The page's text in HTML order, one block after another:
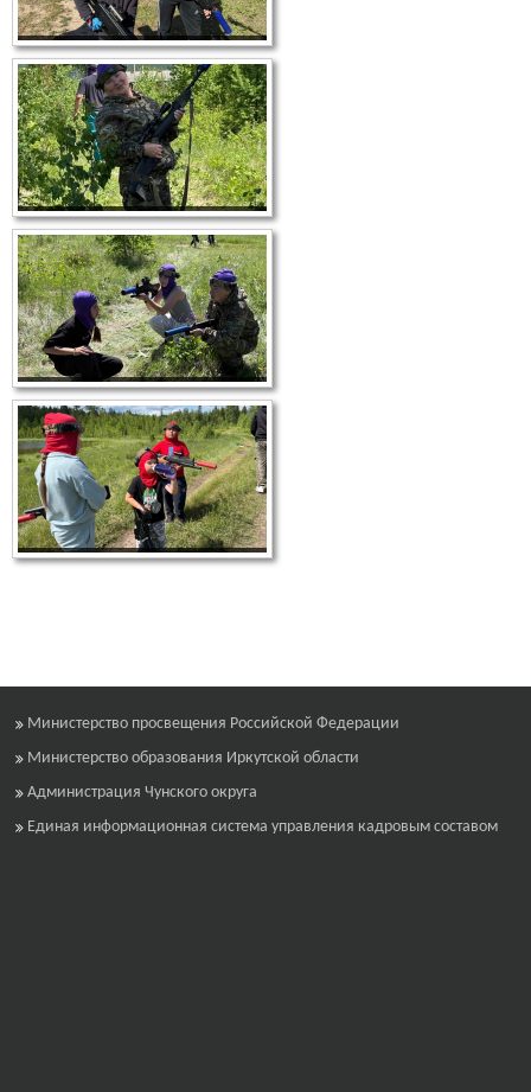
Министерство просвещения Российской Федерации
Министерство образования Иркутской области
Администрация Чунского округа
Единая информационная система управления кадровым составом